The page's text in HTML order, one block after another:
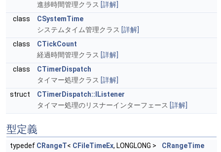
進捗時間管理クラス [詳解]
class
CSystemTime
システムタイム管理クラス [詳解]
class
CTickCount
経過時間管理クラス [詳解]
class
CTimerDispatch
タイマー処理クラス [詳解]
struct
CTimerDispatch::IListener
タイマー処理のリスナーインターフェース [詳解]
型定義
typedef CRangeT< CFileTimeEx, LONGLONG >
CRangeTime